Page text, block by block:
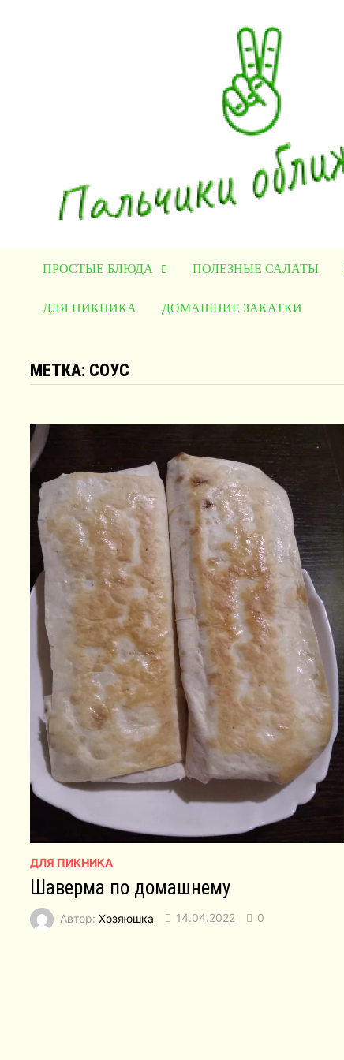
ПРОСТЫЕ БЛЮДА ПОЛЕЗНЫЕ САЛАТЫ
ДЛЯ ПИКНИКА ДОМАШНИЕ ЗАКАТКИ
МЕТКА: СОУС
ДЛЯ ПИКНИКА
Шаверма по домашнему
Автор:Хозяюшка 14.04.2022 0